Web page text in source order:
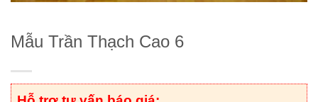
Mẫu Trần Thạch Cao 6